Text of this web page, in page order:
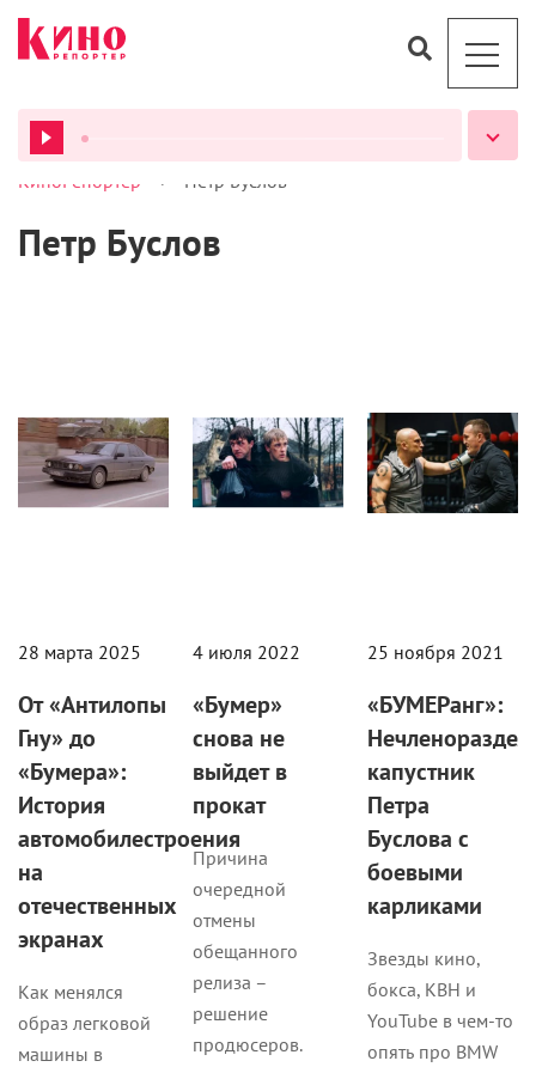
ВСЕ ПОДКАСТЫ
КиноРепортер > Петр Буслов
Петр Буслов
28 марта 2025
От «Антилопы
Гну» до
«Бумера»:
История
автомобилестроения
на
отечественных
экранах
Как менялся
образ легковой
машины в
4 июля 2022
«Бумер»
снова не
выйдет в
прокат
Причина
очередной
отмены
обещанного
релиза –
решение
продюсеров.
25 ноября 2021
«БУМЕРанг»:
капустник
Петра
Буслова с
боевыми
карликами
Звезды кино,
бокса, КВН и
YouTube в чем-то
опять про BMW